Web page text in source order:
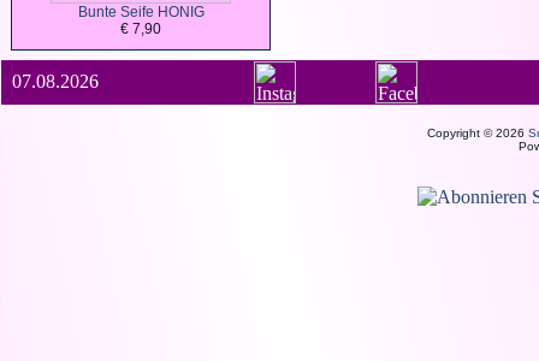
Bunte Seife HONIG
€ 7,90
07.08.2026
Copyright © 2026